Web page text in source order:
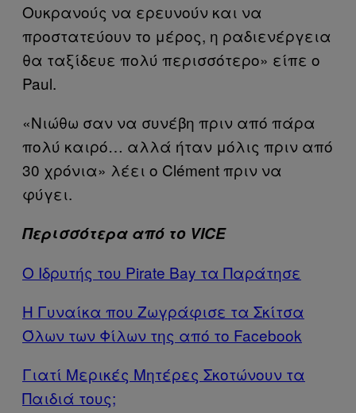
Ουκρανούς να ερευνούν και να
προστατεύουν το μέρος, η ραδιενέργεια
θα ταξίδευε πολύ περισσότερο» είπε ο
Paul.
«Νιώθω σαν να συνέβη πριν από πάρα
πολύ καιρό… αλλά ήταν μόλις πριν από
30 χρόνια» λέει ο Clément πριν να
φύγει.
Περισσότερα από το VICE
Ο Ιδρυτής του Pirate Bay τα Παράτησε
Η Γυναίκα που Ζωγράφισε τα Σκίτσα
Όλων των Φίλων της από το Facebook
Γιατί Μερικές Μητέρες Σκοτώνουν τα
Παιδιά τους;